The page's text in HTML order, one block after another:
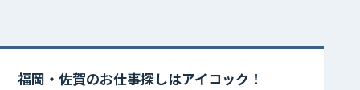
福岡・佐賀のお仕事探しはアイコック！